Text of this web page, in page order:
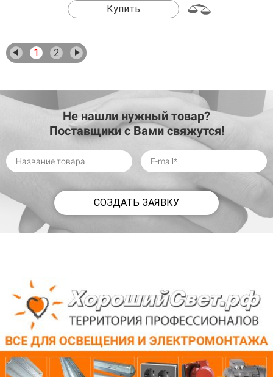
Купить
1 2
Не нашли нужный товар?
Поставщики с Вами свяжутся!
СОЗДАТЬ ЗАЯВКУ